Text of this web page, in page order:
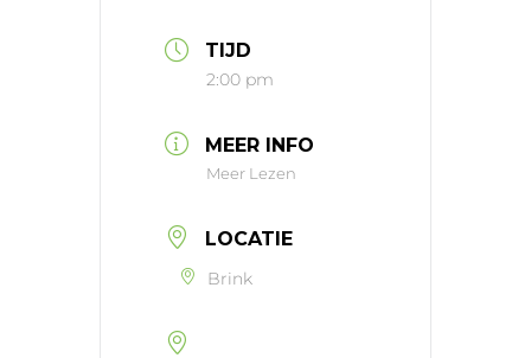
TIJD
2:00 pm
MEER INFO
Meer Lezen
LOCATIE
Brink